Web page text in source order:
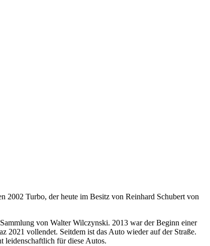
2002 Turbo, der heute im Besitz von Reinhard Schubert von
von Walter Wilczynski. 2013 war der Beginn einer
2021 vollendet. Seitdem ist das Auto wieder auf der Straße.
leidenschaftlich für diese Autos.